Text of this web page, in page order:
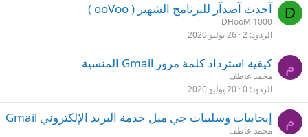
D آحدث آصدآر للبرنامج الشهير ( ooVoo )
DHooMi1000
الردود 2 26 يوليو 2020
م كيفية استرداد كلمة مرور Gmail المنسية
محمد عاطف
الردود 0 20 يوليو 2020
م إيجابيات وسلبيات جي ميل خدمة البريد الإلكتروني Gmail
محمد عاطف